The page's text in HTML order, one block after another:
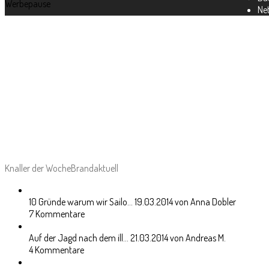
Werbepause
Knaller der WocheBrandaktuell
10 Gründe warum wir Sailo... 19.03.2014 von Anna Dobler
7 Kommentare
Auf der Jagd nach dem ill... 21.03.2014 von Andreas M.
4 Kommentare